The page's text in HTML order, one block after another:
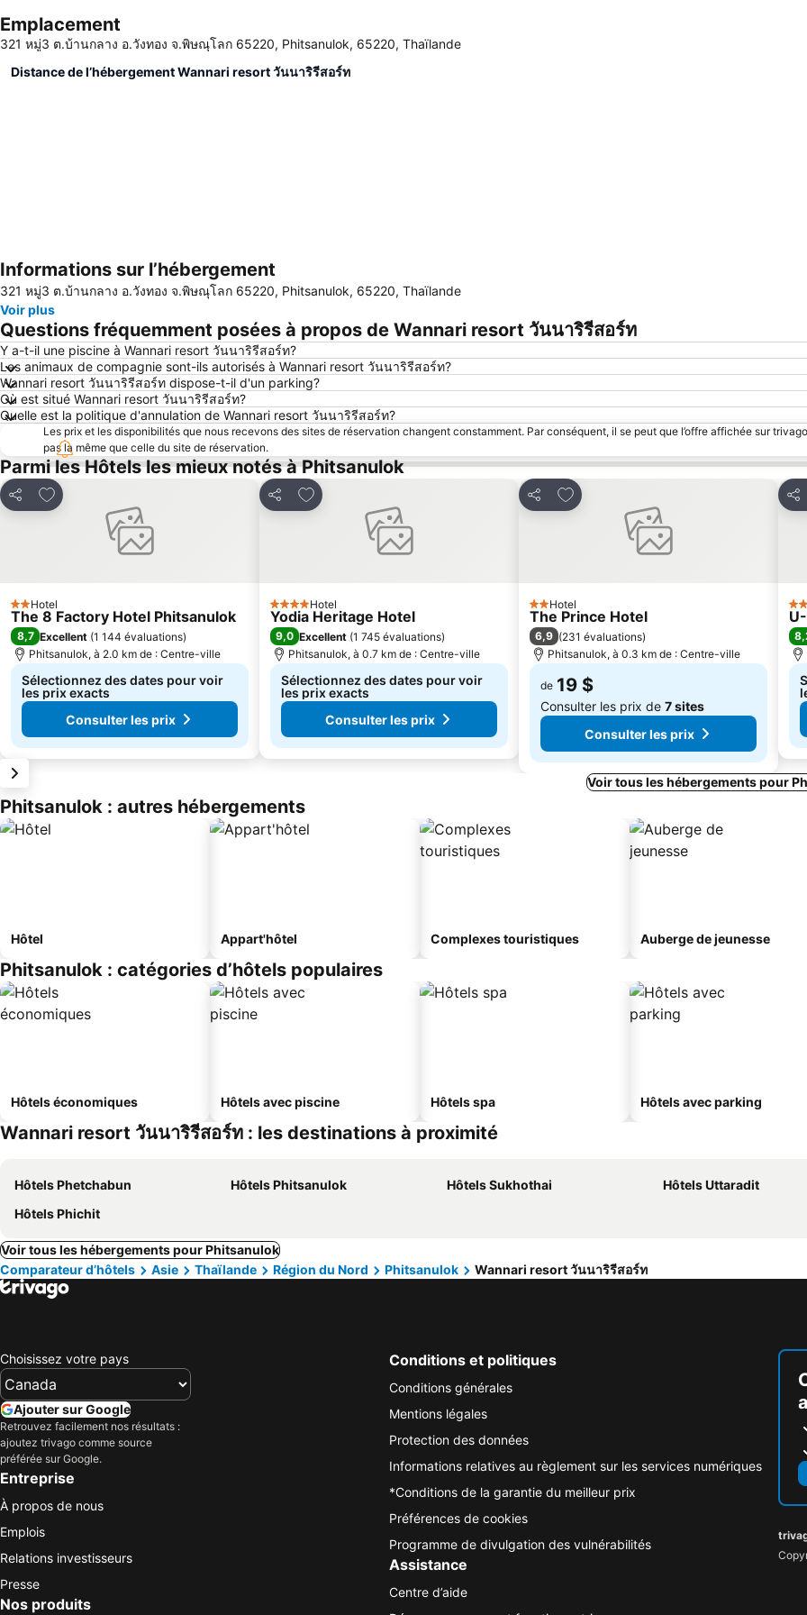
Emplacement
321 หมู่3 ต.บ้านกลาง อ.วังทอง จ.พิษณุโลก 65220, Phitsanulok, 65220, Thaïlande
Distance de l’hébergement Wannari resort วันนาริรีสอร์ท
Informations sur l’hébergement
321 หมู่3 ต.บ้านกลาง อ.วังทอง จ.พิษณุโลก 65220, Phitsanulok, 65220, Thaïlande
Voir plus
Questions fréquemment posées à propos de Wannari resort วันนาริรีสอร์ท
Y a-t-il une piscine à Wannari resort วันนาริรีสอร์ท?
Les animaux de compagnie sont-ils autorisés à Wannari resort วันนาริรีสอร์ท?
Wannari resort วันนาริรีสอร์ท dispose-t-il d'un parking?
Où est situé Wannari resort วันนาริรีสอร์ท?
Quelle est la politique d'annulation de Wannari resort วันนาริรีสอร์ท?
Les prix et les disponibilités que nous recevons des sites de réservation changent constamment. Par conséquent, il se peut que l’offre affichée sur
pas la même que celle du site de réservation.
Parmi les Hôtels les mieux notés à Phitsanulok
Partager
Ajouter à mes favoris
2 Étoiles
Hotel
The 8 Factory Hotel Phitsanulok
8,7 Excellent (1 144 évaluations)
Phitsanulok, à 2.0 km de : Centre-ville
Sélectionnez des dates pour voir
les prix exacts
Consulter les prix
Partager
Ajouter à mes favoris
4 ÉtoilesHotel
Yodia Heritage Hotel
9,0 Excellent (1 745 évaluations)
Phitsanulok, à 0.7 km de : Centre-ville
Sélectionnez des dates pour voir
les prix exacts
Consulter les prix
Partager
Ajouter à mes favoris
2 Étoiles
Hotel
The Prince Hotel
6,9 (231 évaluations)
Phitsanulok, à 0.3 km de : Centre-ville
de 19 $
Consulter les prix de 7 sites
Consulter les prix
3
Voir tous les hébergements pour
Phitsanulok : autres hébergements
Hôtel Appart'hôtel Complexes touristiques Auberge de jeunesse
Phitsanulok : catégories d’hôtels populaires
Hôtels économiques Hôtels avec piscine Hôtels spa Hôtels avec parking
Wannari resort วันนาริรีสอร์ท : les destinations à proximité
Hôtels Phetchabun Hôtels Phitsanulok Hôtels Sukhothai
Hôtels Uttaradit
Hôtels Phichit
Voir tous les hébergements pour Phitsanulok
Comparateur d’hôtels
Asie Thaïlande Région du Nord Phitsanulok Wannari resort วันนาริรีสอร์ท
Choisissez votre pays
Ajouter sur Google
Retrouvez facilement nos résultats :
ajoutez trivago comme source
préférée sur Google.
Entreprise
À propos de nous
Emplois
Relations investisseurs
Presse
Nos produits
Conditions et politiques
Conditions générales
Mentions légales
Protection des données
Informations relatives au règlement sur les services numériques
*Conditions de la garantie du meilleur prix
Préférences de cookies
Programme de divulgation des vulnérabilités
Assistance
Centre d’aide